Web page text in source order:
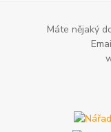
Máte nějaký